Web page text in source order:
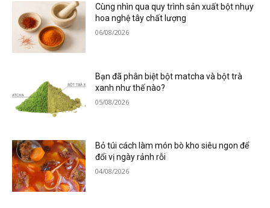
Cùng nhìn qua quy trình sản xuất bột nhụy
hoa nghệ tây chất lượng
06/08/2026
Bạn đã phân biệt bột matcha và bột trà
xanh như thế nào?
05/08/2026
Bỏ túi cách làm món bò kho siêu ngon để
đổi vị ngày rảnh rỗi
04/08/2026